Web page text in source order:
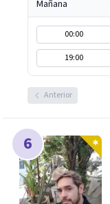
Mañana
00:00
19:00
Anterior
6